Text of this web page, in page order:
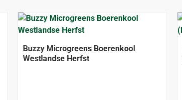
Buzzy Microgreens Boerenkool
Westlandse Herfst